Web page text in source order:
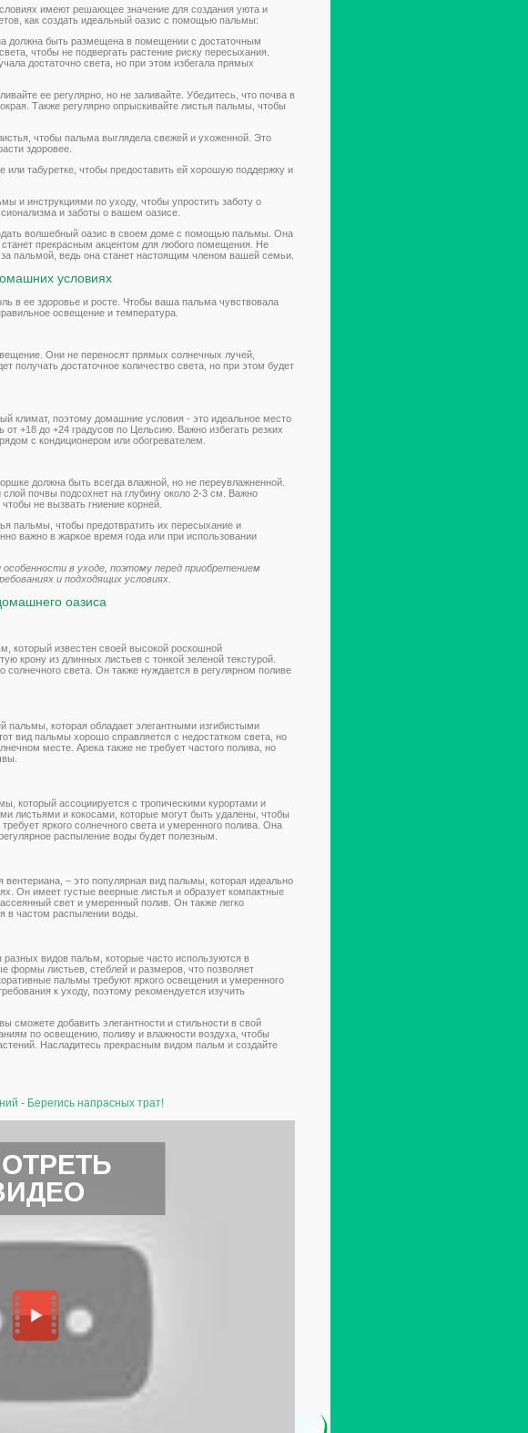
имеют решающее значение для создания уюта и
как создать идеальный оазис с помощью пальмы:
должна быть размещена в помещении с достаточным
чтобы не подвергать растение риску пересыхания.
достаточно света, но при этом избегала прямых
ее регулярно, но не заливайте. Убедитесь, что почва в
Также регулярно опрыскивайте листья пальмы, чтобы
чтобы пальма выглядела свежей и ухоженной. Это
здоровее.
или табуретке, чтобы предоставить ей хорошую поддержку и
и инструкциями по уходу, чтобы упростить заботу о
и заботы о вашем оазисе.
волшебный оазис в своем доме с помощью пальмы. Она
станет прекрасным акцентом для любого помещения. Не
пальмой, ведь она станет настоящим членом вашей семьи.
условиях
в ее здоровье и росте. Чтобы ваша пальма чувствовала
освещение и температура.
Они не переносят прямых солнечных лучей,
получать достаточное количество света, но при этом будет
климат, поэтому домашние условия - это идеальное место
+18 до +24 градусов по Цельсию. Важно избегать резких
с кондиционером или обогревателем.
должна быть всегда влажной, но не переувлажненной.
почвы подсохнет на глубину около 2-3 см. Важно
не вызвать гниение корней.
пальмы, чтобы предотвратить их пересыхание и
важно в жаркое время года или при использовании
в уходе, поэтому перед приобретением
и подходящих условиях.
оазиса
который известен своей высокой роскошной
крону из длинных листьев с тонкой зеленой текстурой.
солнечного света. Он также нуждается в регулярном поливе
которая обладает элегантными изгибистыми
вид пальмы хорошо справляется с недостатком света, но
месте. Арека также не требует частого полива, но
который ассоциируется с тропическими курортами и
листьями и кокосами, которые могут быть удалены, чтобы
яркого солнечного света и умеренного полива. Она
распыление воды будет полезным.
вентериана, – это популярная вид пальмы, которая идеально
Он имеет густые веерные листья и образует компактные
свет и умеренный полив. Он также легко
в частом распылении воды.
видов пальм, которые часто используются в
формы листьев, стеблей и размеров, что позволяет
пальмы требуют яркого освещения и умеренного
к уходу, поэтому рекомендуется изучить
сможете добавить элегантности и стильности в свой
по освещению, поливу и влажности воздуха, чтобы
Насладитесь прекрасным видом пальм и создайте
- Берегись напрасных трат!